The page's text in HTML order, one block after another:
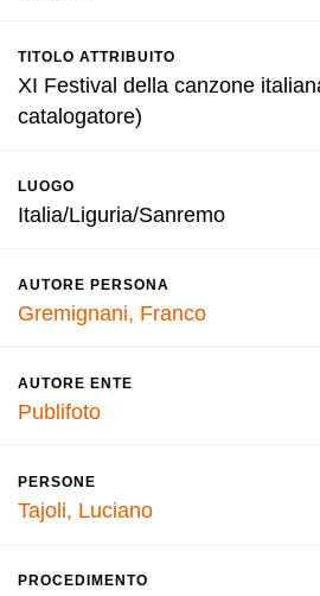
TITOLO ATTRIBUITO
XI Festival della canzone
catalogatore)
LUOGO
Italia/Liguria/Sanremo
AUTORE PERSONA
Gremignani, Franco
AUTORE ENTE
Publifoto
PERSONE
Tajoli, Luciano
PROCEDIMENTO